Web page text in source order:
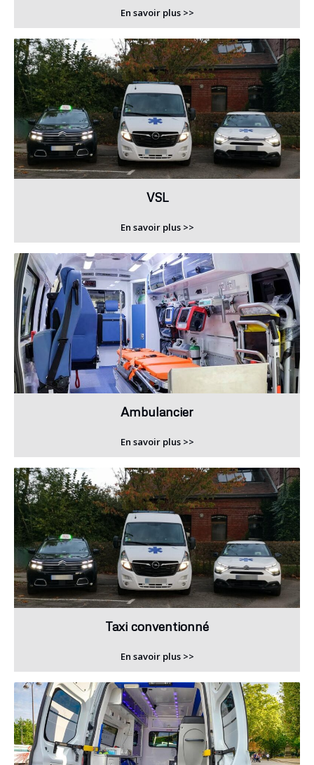
En savoir plus >>
VSL
En savoir plus >>
Ambulancier
En savoir plus >>
Taxi conventionné
En savoir plus >>